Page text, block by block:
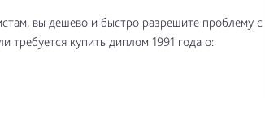
вы дешево и быстро разрешите проблему с
требуется купить диплом 1991 года о: